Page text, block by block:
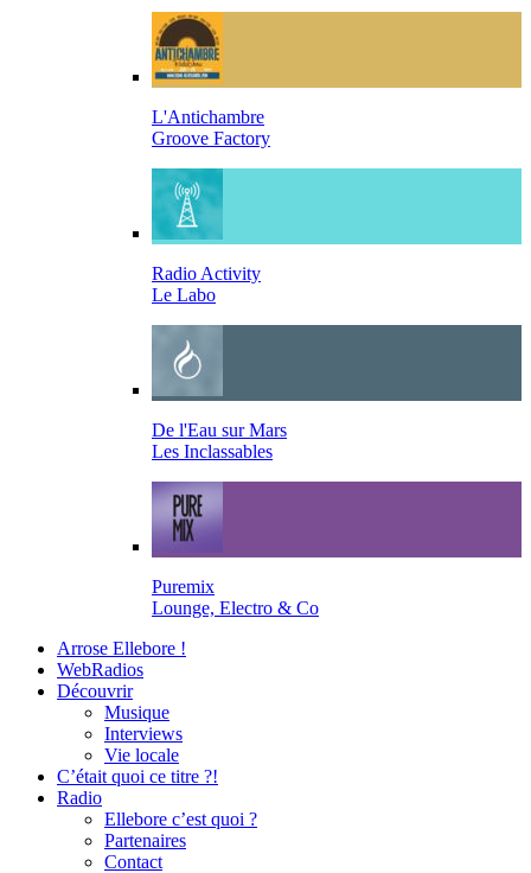
L'Antichambre
Groove Factory
Radio Activity
Le Labo
De l'Eau sur Mars
Les Inclassables
Puremix
Lounge, Electro & Co
Arrose Ellebore !
WebRadios
Découvrir
Musique
Interviews
Vie locale
C’était quoi ce titre ?!
Radio
Ellebore c’est quoi ?
Partenaires
Contact